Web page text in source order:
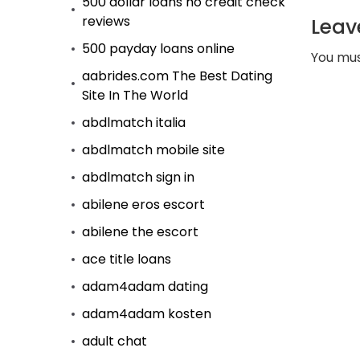
reviews
500 payday loans online
aabrides.com The Best Dating
Site In The World
abdlmatch italia
abdlmatch mobile site
abdlmatch sign in
abilene eros escort
abilene the escort
ace title loans
adam4adam dating
adam4adam kosten
adult chat
You